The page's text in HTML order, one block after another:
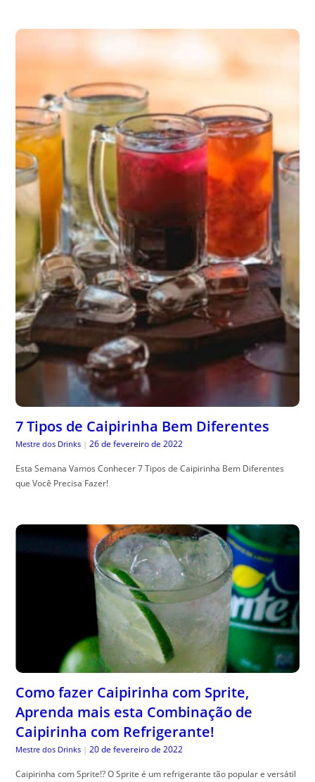
7 Tipos de Caipirinha Bem Diferentes
Mestre dos Drinks | 26 de fevereiro de 2022
Esta Semana Vamos Conhecer 7 Tipos de Caipirinha Bem Diferentes
que Você Precisa Fazer!
Como fazer Caipirinha com Sprite,
Aprenda mais esta Combinação de
Caipirinha com Refrigerante!
Mestre dos Drinks | 20 de fevereiro de 2022
Caipirinha com Sprite!? O Sprite é um refrigerante tão popular e versátil